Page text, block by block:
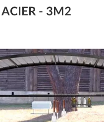
- 3M2